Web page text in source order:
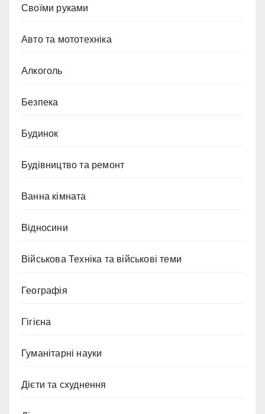
Cвоїми руками
Авто та мототехніка
Алкоголь
Безпека
Будинок
Будівництво та ремонт
Ванна кімната
Відносини
Військова Техніка та військові теми
Географія
Гігієна
Гуманітарні науки
Дієти та схуднення